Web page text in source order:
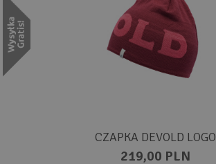
CZAPKA DEVOLD LOGO
219,00 PLN